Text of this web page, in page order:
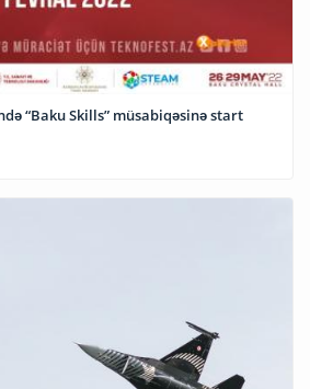
“Baku Skills” müsabiqəsinə start